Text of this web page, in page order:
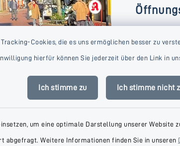
Cookies, die es uns ermöglichen besser zu
hierfür können Sie jederzeit über den Link in
Ich stimme zu Ich stimme nicht
um eine optimale Darstellung unserer
abgefragt. Weitere Informationen finden Sie in unseren
Freitag
09:00-16:00
Mittwoch
09:00-14:00